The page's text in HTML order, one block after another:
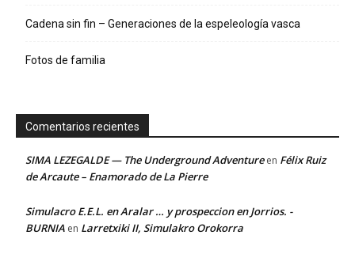
Cadena sin fin – Generaciones de la espeleología vasca
Fotos de familia
Comentarios recientes
SIMA LEZEGALDE — The Underground Adventureen Félix Ruiz
de Arcaute – Enamorado de La Pierre
Simulacro E.E.L. en Aralar … y prospeccion en Jorrios. -
BURNIA en Larretxiki II, Simulakro Orokorra